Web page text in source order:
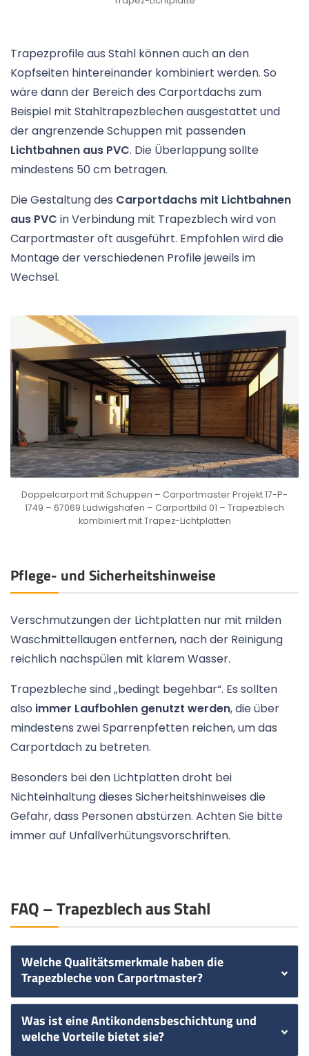
Trapezprofile aus Stahl können auch an den
Kopfseiten hintereinander kombiniert werden. So
wäre dann der Bereich des Carportdachs zum
Beispiel mit Stahltrapezblechen ausgestattet und
der angrenzende Schuppen mit passenden
Lichtbahnen aus PVC. Die Überlappung sollte
mindestens 50 cm betragen.
Die Gestaltung des Carportdachs mit Lichtbahnen
aus PVC in Verbindung mit Trapezblech wird von
Carportmaster oft ausgeführt. Empfohlen wird die
Montage der verschiedenen Profile jeweils im
Wechsel.
Doppelcarport mit Schuppen – Carportmaster Projekt 17-P-
1749 – 67069 Ludwigshafen – Carportbild 01 – Trapezblech
kombiniert mit Trapez-Lichtplatten
Pflege- und Sicherheitshinweise
Verschmutzungen der Lichtplatten nur mit milden
Waschmittellaugen entfernen, nach der Reinigung
reichlich nachspülen mit klarem Wasser.
Trapezbleche sind „bedingt begehbar“. Es sollten
also immer Laufbohlen genutzt werden, die über
mindestens zwei Sparrenpfetten reichen, um das
Carportdach zu betreten.
Besonders bei den Lichtplatten droht bei
Nichteinhaltung dieses Sicherheitshinweises die
Gefahr, dass Personen abstürzen. Achten Sie bitte
immer auf Unfallverhütungsvorschriften.
FAQ – Trapezblech aus Stahl
Welche Qualitätsmerkmale haben die
Trapezbleche von Carportmaster?
Was ist eine Antikondensbeschichtung und
welche Vorteile bietet sie?